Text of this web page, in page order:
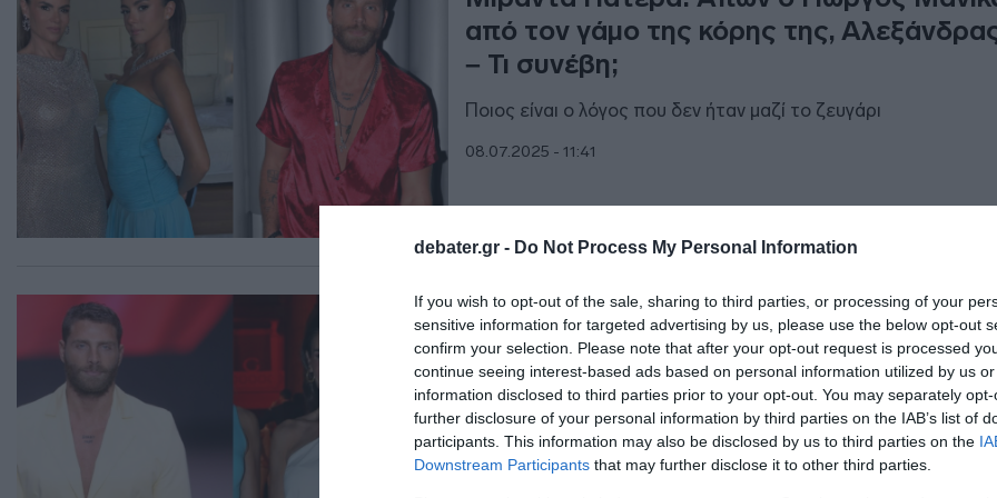
debater.gr - Do Not Process My Personal Information
If you wish to opt-out of the sale, sharing to third parties, or processing of your
sensitive information for targeted advertising by us, please use the below opt-out
confirm your selection. Please note that after your opt-out request is processed
continue seeing interest-based ads based on personal information utilized by us
information disclosed to third parties prior to your opt-out. You may separately
further disclosure of your personal information by third parties on the IAB’s list of
participants. This information may also be disclosed by us to third parties on the
Downstream Participants that may further disclose it to other third parties.
από τον γάμο της κόρης της,
– Τι συνέβη;
Ποιος είναι ο λόγος που δεν ήταν μαζί το ζευγάρι
08.07.2025 - 11:41
LIFESTYLE
Γιώργος Μανίκας & Μιράντα Πατέρα:
έξοδος για το ζευγάρι – Πού
Το ζευγάρι είναι πολύ ερωτευμένο!
19.05.2025 - 15:27